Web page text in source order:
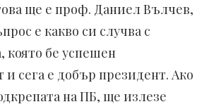
ще е проф. Даниел Вълчев,
е какво си случва с
която бе успешен
сега е добър президент. Ако
на ПБ, ще излезе